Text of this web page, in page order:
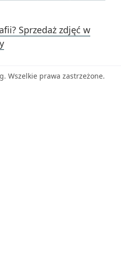
Sprzedaż zdjęć w
Wszelkie prawa zastrzeżone.